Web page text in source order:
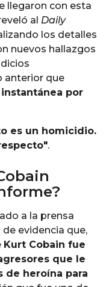
llegaron con esta
al Daily
los detalles
nuevos hallazgos
anterior que
por
es un homicidio.
.
a la prensa
evidencia que,
Kurt Cobain fue
que le
de heroína para